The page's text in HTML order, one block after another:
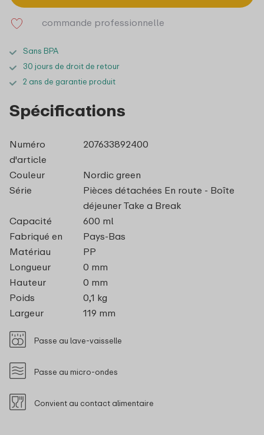
commande professionnelle
Sans BPA
30 jours de droit de retour
2 ans de garantie produit
Spécifications
Numéro
d'article
207633892400
Couleur
Nordic green
Série
Pièces détachées En route - Boîte
déjeuner Take a Break
Capacité
600 ml
Fabriqué en
Pays-Bas
Matériau
PP
Longueur
0 mm
Hauteur
0 mm
Poids
0,1 kg
Largeur
119 mm
Passe au lave-vaisselle
Passe au micro-ondes
Convient au contact alimentaire